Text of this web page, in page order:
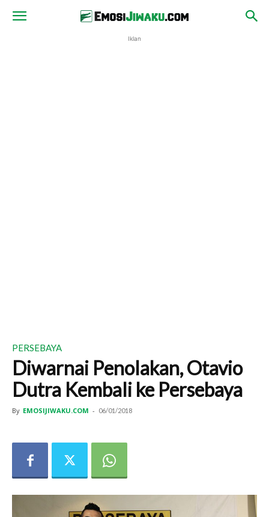
Iklan
PERSEBAYA
Diwarnai Penolakan, Otavio
Dutra Kembali ke Persebaya
By EMOSIJIWAKU.COM - 06/01/2018